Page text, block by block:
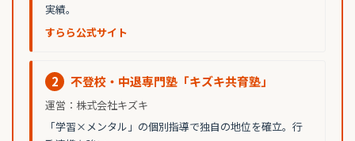
実績。
すらら公式サイト
2 不登校・中退専門塾「キズキ共育塾」
運営：株式会社キズキ
「学習×メンタル」の個別指導で独自の地位を確立。行